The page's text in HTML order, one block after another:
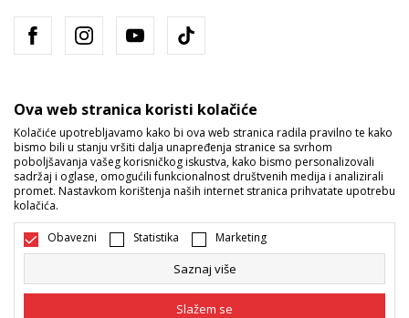
Bosna i Hercegovina Promijenite
Nastojimo da budemo što precizniji u opisu proizvoda, prikazu slika i
Ova web stranica koristi kolačiće
Kolačiće upotrebljavamo kako bi ova web stranica radila pravilno te kako
bismo bili u stanju vršiti dalja unapređenja stranice sa svrhom
poboljšavanja vašeg korisničkog iskustva, kako bismo personalizovali
sadržaj i oglase, omogućili funkcionalnost društvenih medija i analizirali
promet. Nastavkom korištenja naših internet stranica prihvatate upotrebu
kolačića.
Obavezni Statistika Marketing
Saznaj više
Slažem se